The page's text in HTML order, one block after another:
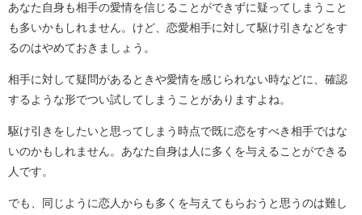
あなた自身も相手の愛情を信じることができずに疑ってしまうこと
も多いかもしれません。けど、恋愛相手に対して駆け引きなどをす
るのはやめておきましょう。
相手に対して疑問があるときや愛情を感じられない時などに、確認
するような形でつい試してしまうことがありますよね。
駆け引きをしたいと思ってしまう時点で既に恋をすべき相手ではな
いのかもしれません。あなた自身は人に多くを与えることができる
人です。
でも、同じように恋人からも多くを与えてもらおうと思うのは難し